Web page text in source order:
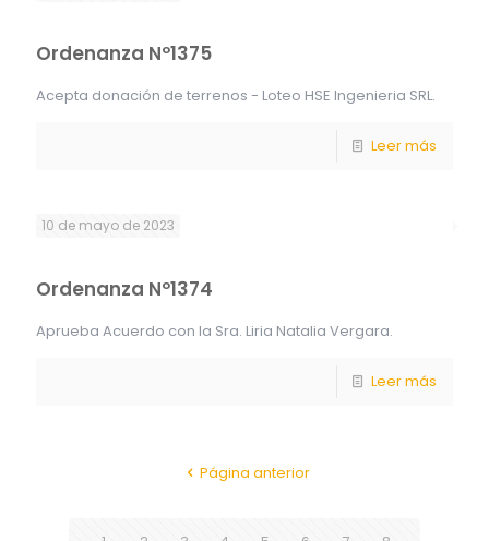
Ordenanza Nº1375
Acepta donación de terrenos - Loteo HSE Ingenieria SRL.
Leer más
10 de mayo de 2023
Ordenanza Nº1374
Aprueba Acuerdo con la Sra. Liria Natalia Vergara.
Leer más
Página anterior